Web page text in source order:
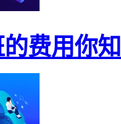
费用你